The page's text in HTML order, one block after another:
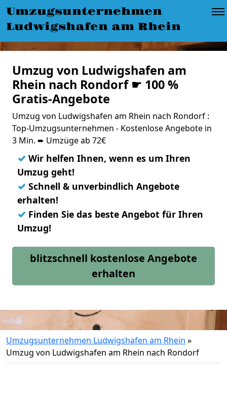
Umzugsunternehmen
Ludwigshafen am Rhein
Umzug von Ludwigshafen am
Rhein nach Rondorf ☛ 100 %
Gratis-Angebote
Umzug von Ludwigshafen am Rhein nach Rondorf :
Top-Umzugsunternehmen - Kostenlose Angebote in
3 Min. ➨ Umzüge ab 72€
✓ Wir helfen Ihnen, wenn es um Ihren
Umzug geht!
✓ Schnell & unverbindlich Angebote
erhalten!
✓ Finden Sie das beste Angebot für Ihren
Umzug!
blitzschnell kostenlose Angebote
erhalten
Umzugsunternehmen Ludwigshafen am Rhein »
Umzug von Ludwigshafen am Rhein nach Rondorf